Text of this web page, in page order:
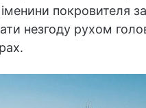
покровителя
незгоду рухом